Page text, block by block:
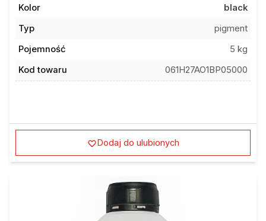
Kolor
black
Typ
pigment
Pojemność
5 kg
Kod towaru
061H27AO1BP05000
Dodaj do ulubionych